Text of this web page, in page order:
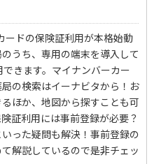
ードの保険証利用が本格始動
うち、専用の端末を導入して
きます。マイナンバーカー
の検索はイーナビタから！お
ほか、地図から探すことも可
証利用には事前登録が必要？
った疑問も解決！事前登録の
解説しているので是非チェッ